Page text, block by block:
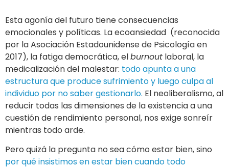
Esta agonía del futuro tiene consecuencias
emocionales y políticas. La ecoansiedad (reconocida
por la Asociación Estadounidense de Psicología en
2017), la fatiga democrática, elburnout laboral, la
medicalización del malestar: todo apunta a una
estructura que produce sufrimiento y luego culpa al
individuo por no saber gestionarlo. El neoliberalismo, al
reducir todas las dimensiones de la existencia a una
cuestión de rendimiento personal, nos exige sonreír
mientras todo arde.
Pero quizá la pregunta no sea cómo estar bien, sino
por qué insistimos en estar bien cuando todo